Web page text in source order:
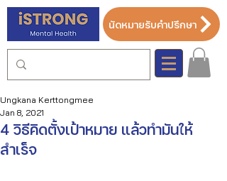
นัดหมายรับคำปรึกษา
4 วิธีคิดตั้งเป้าหมาย แล้วทำมันให้
สำเร็จ
Ungkana Kerttongmee
Jan 8, 2021